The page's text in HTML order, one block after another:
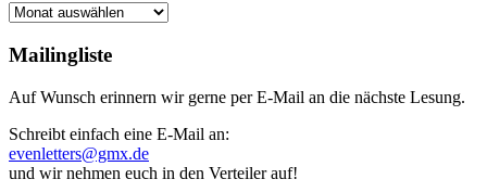
Archiv
Mailingliste
Auf Wunsch erinnern wir gerne per E-Mail an die nächste Lesung.
Schreibt einfach eine E-Mail an:
evenletters@gmx.de
und wir nehmen euch in den Verteiler auf!